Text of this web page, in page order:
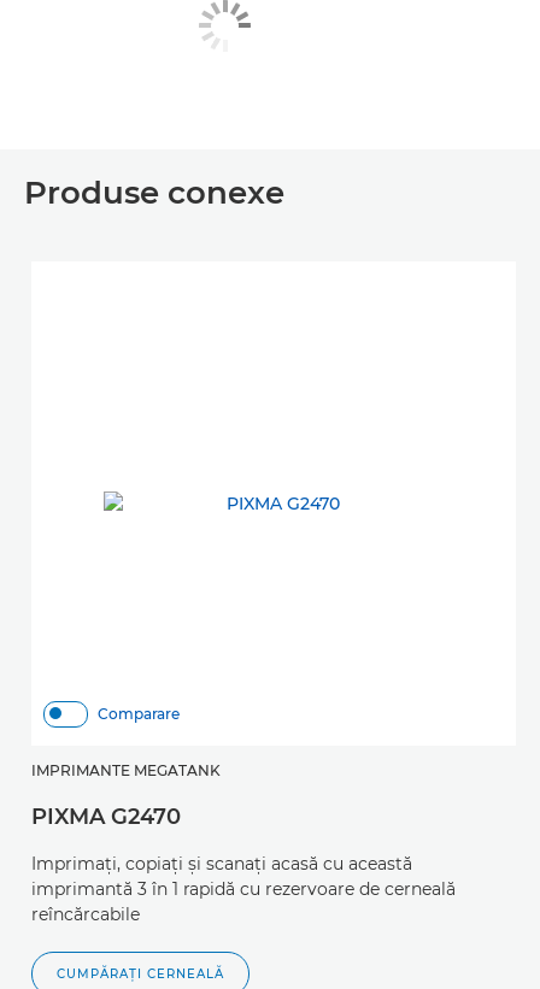
Produse conexe
Comparare
IMPRIMANTE MEGATANK
PIXMA G2470
Imprimaţi, copiaţi şi scanaţi acasă cu această
imprimantă 3 în 1 rapidă cu rezervoare de cerneală
reîncărcabile
CUMPĂRAŢI CERNEALĂ